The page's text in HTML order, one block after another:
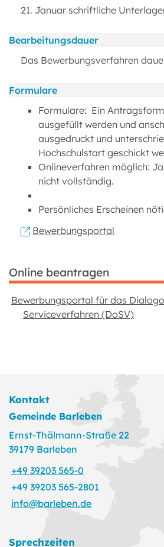
21. Januar schriftliche
Bearbeitungsdauer
Das Bewerbungsverfahren
Formulare
Formulare: Ein
ausgefüllt werden und
ausgedruckt und
Hochschulstart geschickt
Onlineverfahren möglich:
nicht vollständig.
Persönliches Erscheinen
Bewerbungsportal
Online beantragen
Bewerbungsportal für das
Serviceverfahren (DoSV)
Kontakt
Gemeinde Barleben
Ernst-Thälmann-Straße 22
39179 Barleben
+49 39203 565-0
+49 39203 565-2801
info@barleben.de
Sprechzeiten